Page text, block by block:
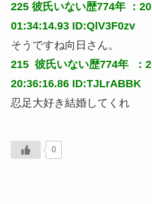
225 彼氏いない歴774年
：
01:34:14.93 ID:QlV3F0zv
そうですね向日さん。
215 彼氏いない歴774年
：
20:36:16.86 ID:TJLrABBK
忍足大好き結婚してくれ
0